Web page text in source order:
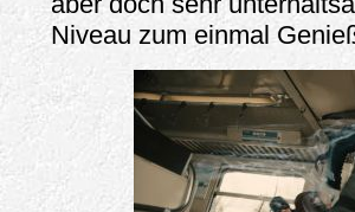
Niveau zum einmal